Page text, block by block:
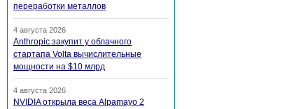
переработки металлов
4 августа 2026
Anthropic закупит у облачного
стартапа Volta вычислительные
мощности на $10 млрд
4 августа 2026
NVIDIA открыла веса Alpamayo 2